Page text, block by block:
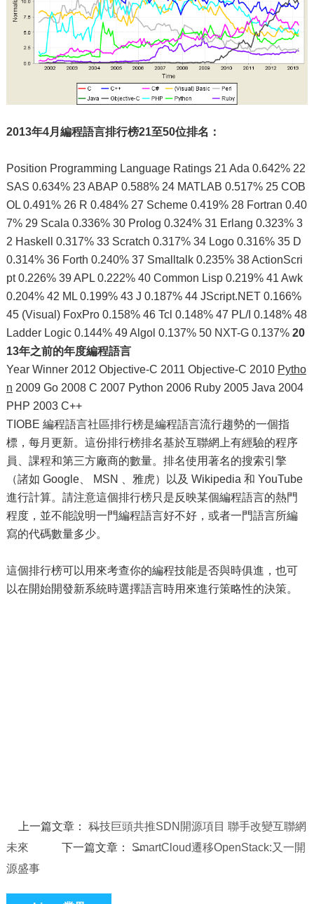
2013年4月編程語言排行榜21至50位排名：
Position Programming Language Ratings 21 Ada 0.642% 22
SAS 0.634% 23 ABAP 0.588% 24 MATLAB 0.517% 25 COB
OL 0.491% 26 R 0.484% 27 Scheme 0.419% 28 Fortran 0.40
7% 29 Scala 0.336% 30 Prolog 0.324% 31 Erlang 0.323% 3
2 Haskell 0.317% 33 Scratch 0.317% 34 Logo 0.316% 35 D
0.314% 36 Forth 0.240% 37 Smalltalk 0.235% 38 ActionScri
pt 0.226% 39 APL 0.222% 40 Common Lisp 0.219% 41 Awk
0.204% 42 ML 0.199% 43 J 0.187% 44 JScript.NET 0.166%
45 (Visual) FoxPro 0.158% 46 Tcl 0.148% 47 PL/I 0.148% 48
Ladder Logic 0.144% 49 Algol 0.137% 50 NXT-G 0.137% 20
13年之前的年度編程語言
Year Winner 2012 Objective-C 2011 Objective-C 2010 Pytho
n 2009 Go 2008 C 2007 Python 2006 Ruby 2005 Java 2004
PHP 2003 C++
TIOBE 編程語言社區排行榜是編程語言流行趨勢的一個指
標，每月更新。這份排行榜排名基於互聯網上有經驗的程序
員、課程和第三方廠商的數量。排名使用著名的搜索引擎
（諸如 Google、 MSN 、雅虎）以及 Wikipedia 和 YouTube
進行計算。請注意這個排行榜只是反映某個編程語言的熱門
程度，並不能說明一門編程語言好不好，或者一門語言所編
寫的代碼數量多少。
這個排行榜可以用來考查你的編程技能是否與時俱進，也可
以在開始開發新系統時選擇語言時用來進行策略性的決策。
上一篇文章：科技巨頭共推SDN開源項目 聯手改變互聯網
未來
下一篇文章： SmartCloud遷移OpenStack:又一開
源盛事